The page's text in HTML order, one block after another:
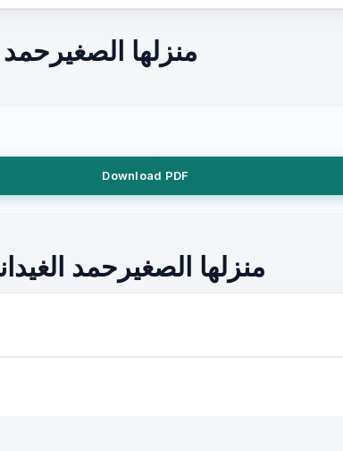
منزلها
Download PDF
منزلها الصغيرحمد